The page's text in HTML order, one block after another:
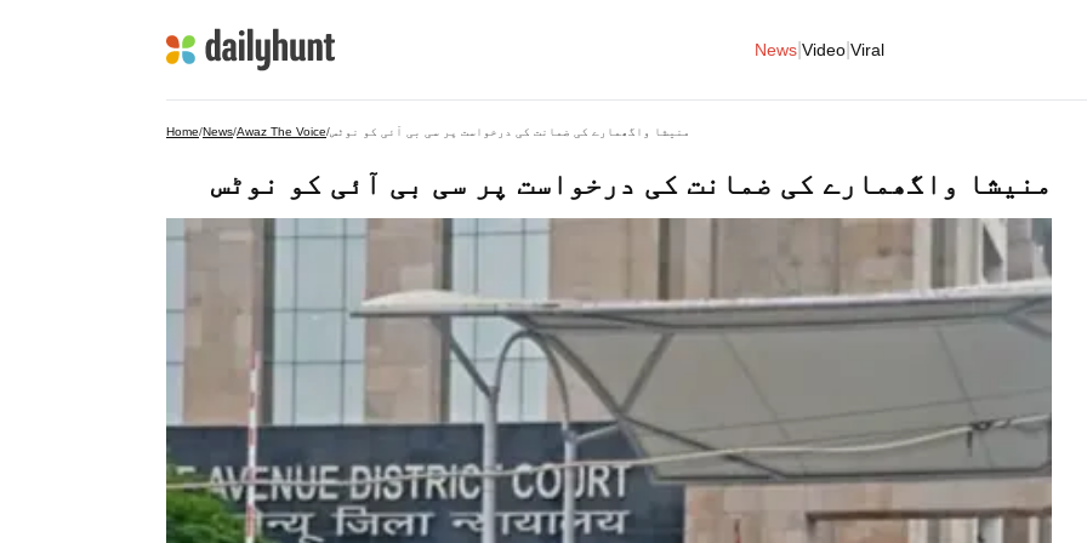
News Video Viral
Home/News/Awaz The Voice/منیشا واگھمارے کی ضمانت کی درخواست پر سی بی آئی کو نوٹس
منیشا واگھمارے کی ضمانت کی درخواست پر سی بی آئی کو نوٹس